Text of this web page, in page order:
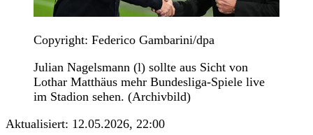
Copyright: Federico Gambarini/dpa
Julian Nagelsmann (l) sollte aus Sicht von
Lothar Matthäus mehr Bundesliga-Spiele live
im Stadion sehen. (Archivbild)
Aktualisiert: 12.05.2026, 22:00